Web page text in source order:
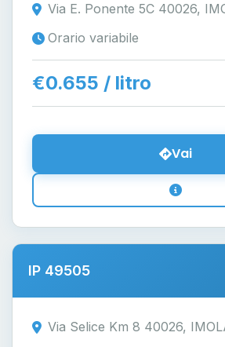
Via E. Ponente 5C 40026,
Orario variabile
€0.655 / litro
Vai
IP 49505
Via Selice Km 8 40026,